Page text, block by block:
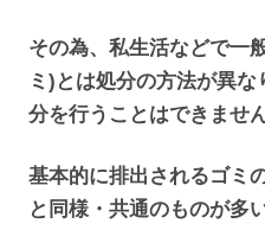
その為、私生活などで一
ミ)とは処分の方法が異
分を行うことはできません
基本的に排出されるゴミ
と同様・共通のものが多